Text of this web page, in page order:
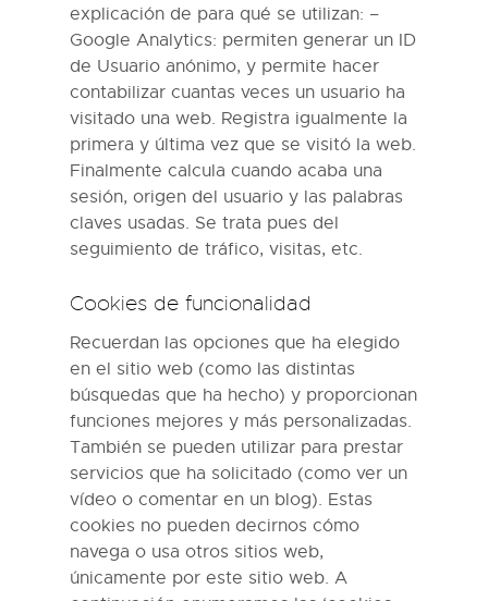
explicación de para qué se utilizan: –
Google Analytics: permiten generar un ID
de Usuario anónimo, y permite hacer
contabilizar cuantas veces un usuario ha
visitado una web. Registra igualmente la
primera y última vez que se visitó la web.
Finalmente calcula cuando acaba una
sesión, origen del usuario y las palabras
claves usadas. Se trata pues del
seguimiento de tráfico, visitas, etc.
Cookies de funcionalidad
Recuerdan las opciones que ha elegido
en el sitio web (como las distintas
búsquedas que ha hecho) y proporcionan
funciones mejores y más personalizadas.
También se pueden utilizar para prestar
servicios que ha solicitado (como ver un
vídeo o comentar en un blog). Estas
cookies no pueden decirnos cómo
navega o usa otros sitios web,
únicamente por este sitio web. A